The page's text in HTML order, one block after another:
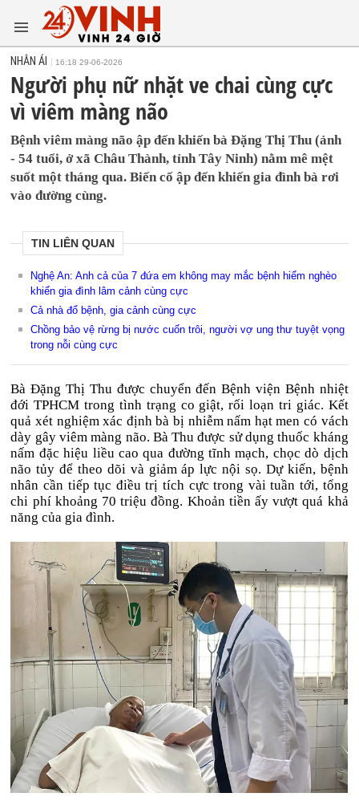
NHÂN ÁI 16:18 29-06-2026
Người phụ nữ nhặt ve chai cùng cực
vì viêm màng não
Bệnh viêm màng não ập đến khiến bà Đặng Thị Thu (ảnh
- 54 tuổi, ở xã Châu Thành, tỉnh Tây Ninh) nằm mê mệt
suốt một tháng qua. Biến cố ập đến khiến gia đình bà rơi
vào đường cùng.
TIN LIÊN QUAN
Nghệ An: Anh cả của 7 đứa em không may mắc bệnh hiểm nghèo
khiến gia đình lâm cảnh cùng cực
Cả nhà đổ bệnh, gia cảnh cùng cực
Chồng bảo vệ rừng bị nước cuốn trôi, người vợ ung thư tuyệt vọng
trong nỗi cùng cực
Bà Đặng Thị Thu được chuyển đến Bệnh viện Bệnh nhiệt
đới TPHCM trong tình trạng co giật, rối loạn tri giác. Kết
quả xét nghiệm xác định bà bị nhiễm nấm hạt men có vách
dày gây viêm màng não. Bà Thu được sử dụng thuốc kháng
nấm đặc hiệu liều cao qua đường tĩnh mạch, chọc dò dịch
não tủy để theo dõi và giảm áp lực nội sọ. Dự kiến, bệnh
nhân cần tiếp tục điều trị tích cực trong vài tuần tới, tổng
chi phí khoảng 70 triệu đồng. Khoản tiền ấy vượt quá khả
năng của gia đình.